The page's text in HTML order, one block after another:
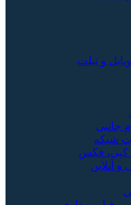
و تبلت
جانبی
شبکه
کپی، فکس
آنلاین